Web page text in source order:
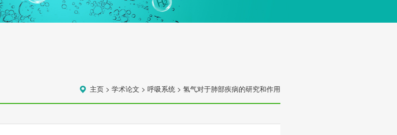
主页> 学术论文 > 呼吸系统> 氢气对于肺部疾病的研究和作用